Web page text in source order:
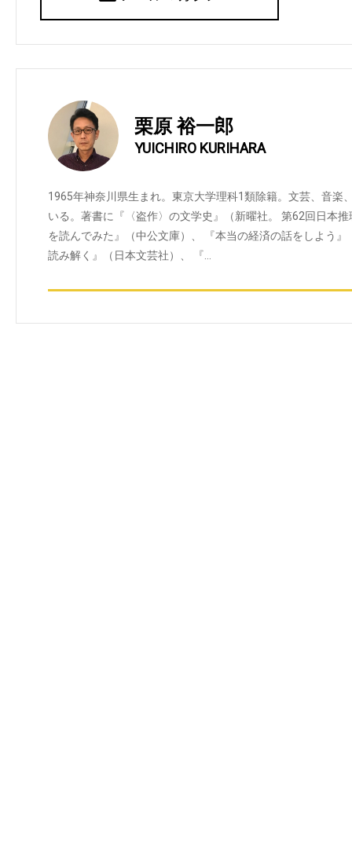
栗原 裕一郎
YUICHIRO KURIHARA
1965年神奈川県生まれ。東京大学理科1類除籍。文芸、音楽
いる。著書に『〈盗作〉の文学史』（新曜社。 第62回日本
を読んでみた』（中公文庫）、 『本当の経済の話をしよう
読み解く』（日本文芸社）、 『…